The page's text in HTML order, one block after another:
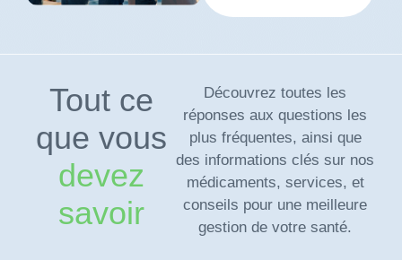
Tout ce
que vous
devez
savoir
Découvrez toutes les
réponses aux questions les
plus fréquentes, ainsi que
des informations clés sur nos
médicaments, services, et
conseils pour une meilleure
gestion de votre santé.